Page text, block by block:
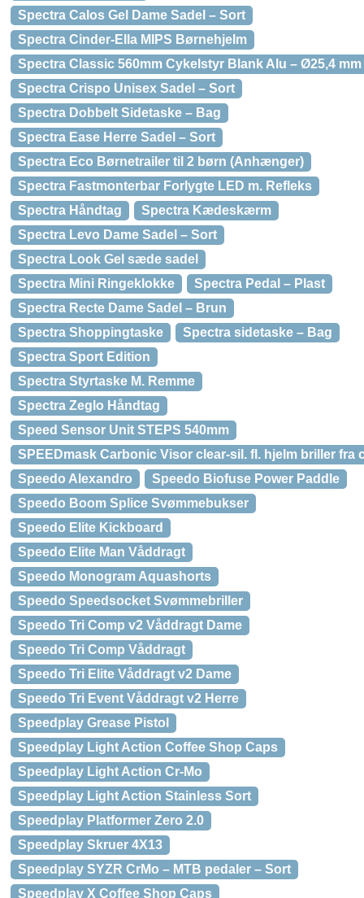
Spectra Calos Gel Dame Sadel – Sort
Spectra Cinder-Ella MIPS Børnehjelm
Spectra Classic 560mm Cykelstyr Blank Alu – Ø25,4 mm
Spectra Crispo Unisex Sadel – Sort
Spectra Dobbelt Sidetaske – Bag
Spectra Ease Herre Sadel – Sort
Spectra Eco Børnetrailer til 2 børn (Anhænger)
Spectra Fastmonterbar Forlygte LED m. Refleks
Spectra Håndtag
Spectra Kædeskærm
Spectra Levo Dame Sadel – Sort
Spectra Look Gel sæde sadel
Spectra Mini Ringeklokke
Spectra Pedal – Plast
Spectra Recte Dame Sadel – Brun
Spectra Shoppingtaske
Spectra sidetaske – Bag
Spectra Sport Edition
Spectra Styrtaske M. Remme
Spectra Zeglo Håndtag
Speed Sensor Unit STEPS 540mm
SPEEDmask Carbonic Visor clear-sil. fl. hjelm briller fra
Speedo Alexandro
Speedo Biofuse Power Paddle
Speedo Boom Splice Svømmebukser
Speedo Elite Kickboard
Speedo Elite Man Våddragt
Speedo Monogram Aquashorts
Speedo Speedsocket Svømmebriller
Speedo Tri Comp v2 Våddragt Dame
Speedo Tri Comp Våddragt
Speedo Tri Elite Våddragt v2 Dame
Speedo Tri Event Våddragt v2 Herre
Speedplay Grease Pistol
Speedplay Light Action Coffee Shop Caps
Speedplay Light Action Cr-Mo
Speedplay Light Action Stainless Sort
Speedplay Platformer Zero 2.0
Speedplay Skruer 4X13
Speedplay SYZR CrMo – MTB pedaler – Sort
Speedplay X Coffee Shop Caps